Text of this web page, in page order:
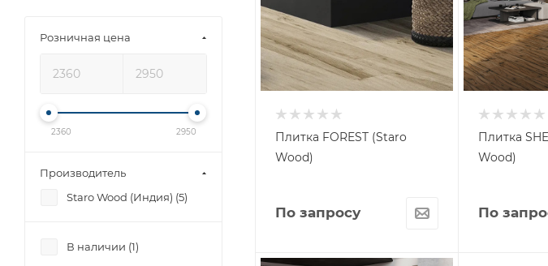
Плитка FOREST (Staro
Wood)
По запросу
Плитка
Wood)
По
Розничная цена
2360 2950
Производитель
Staro Wood (Индия) (5)
В наличии (1)